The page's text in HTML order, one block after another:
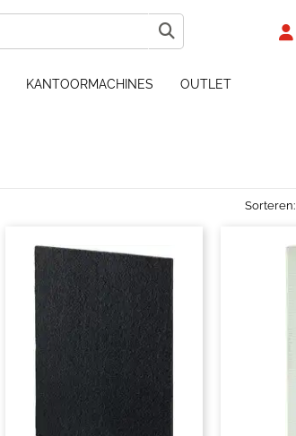
KANTOORMACHINES OUTLET
Sorteren: